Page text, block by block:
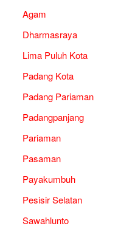
Agam
Dharmasraya
Lima Puluh Kota
Padang Kota
Padang Pariaman
Padangpanjang
Pariaman
Pasaman
Payakumbuh
Pesisir Selatan
Sawahlunto